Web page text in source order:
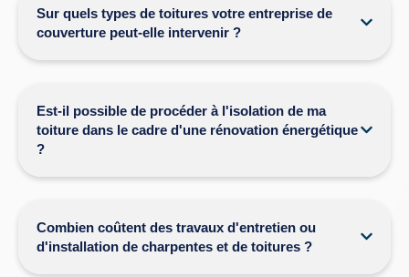
Sur quels types de toitures votre entreprise de
couverture peut-elle intervenir ?
Est-il possible de procéder à l'isolation de ma
toiture dans le cadre d'une rénovation énergétique
?
Combien coûtent des travaux d'entretien ou
d'installation de charpentes et de toitures ?